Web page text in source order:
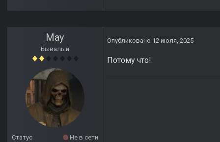
May
Бывалый
Статус
Не в сети
Опубликовано 12 июля, 2025
Потому что!